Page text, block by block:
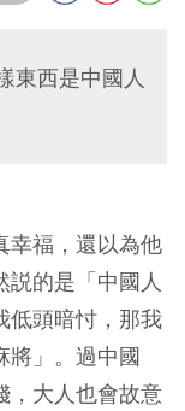
東西是中國人
幸福，還以為他
説的是「中國人
低頭暗忖，那我
將」。過中國
，大人也會故意